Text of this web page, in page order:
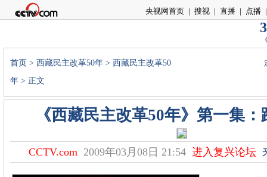
央视网首页 | 搜视 | 直播 | 点播 |
首页 > 西藏民主改革50年 > 西藏民主改革50
年 > 正文
《西藏民主改革50年》第一集
CCTV.com 2009年03月08日 21:54 进入复兴论坛